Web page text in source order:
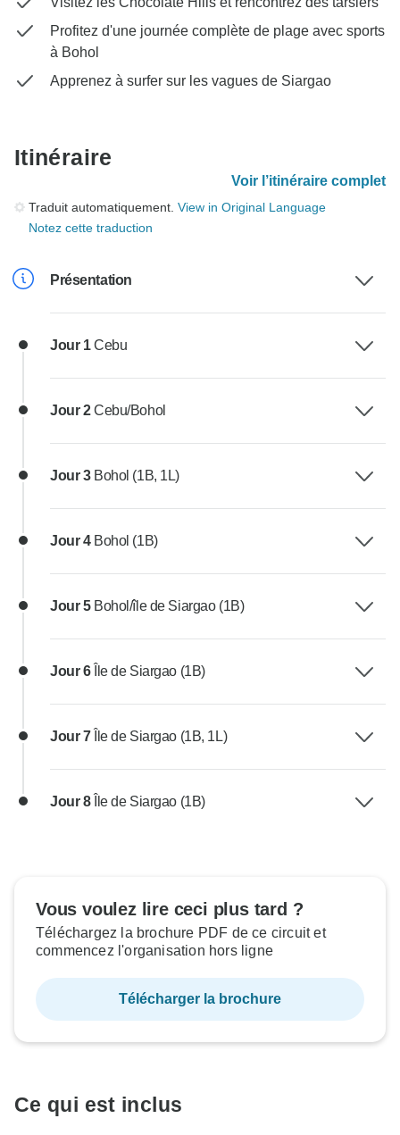
Profitez d'une journée complète de plage avec sports
à Bohol
Apprenez à surfer sur les vagues de Siargao
Itinéraire
Voir l’itinéraire complet
Traduit automatiquement. View in Original Language
Notez cette traduction
Présentation
Jour 1Cebu
Jour 2Cebu/Bohol
Jour 3 Bohol (1B, 1L)
Jour 4 Bohol (1B)
Jour 5 Bohol/île de Siargao (1B)
Jour 6 Île de Siargao (1B)
Jour 7 Île de Siargao (1B, 1L)
Jour 8 Île de Siargao (1B)
Vous voulez lire ceci plus tard ?
Téléchargez la brochure PDF de ce circuit et
commencez l'organisation hors ligne
Télécharger la brochure
Ce qui est inclus